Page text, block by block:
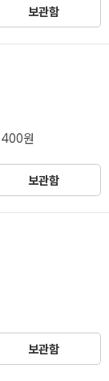
보관함
원
보관함
보관함